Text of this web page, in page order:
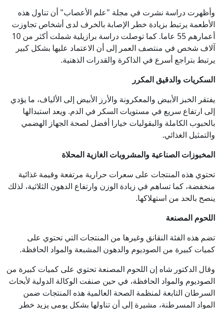
وأظهرت دراسة نشرت في مجلة "علم الأعصاب" أن تناول هذه
الأطعمة يرتبط بزيادة خطر الإصابة بالخرف لدى أشخاص تجاوزت
أعمارهم 55 عاما. كما توصلت دراسة برازيلية شملت أكثر من 10
آلاف شخص في منتصف العمر إلى أن الاعتماد عليها بشكل كبير
يرتبط بتراجع أسرع في الذاكرة والقدرات الذهنية.
السكريات والدقيق المكرر
يفتقر الخبز الأبيض والمعكرونة والأرز الأبيض إلى الألياف، ما يؤدي
إلى ارتفاع سريع في مستويات السكر في الدم. ويعد استبدالها
بالحبوب الكاملة والبقوليات خيارا أفضل لصحة الجهاز الهضمي
والتمثيل الغذائي.
المخبوزات الصناعية والمشروبات الغازية المحلاة
تحتوي هذه المنتجات على سعرات حرارية مرتفعة وقيمة غذائية
منخفضة، كما تساهم في زيادة الوزن وارتفاع الدهون الثلاثية، لذلك
ينصح بالحد من استهلاكها.
اللحوم المصنعة
تضم هذه الفئة النقانق وغيرها من المنتجات التي تحتوي على
كميات كبيرة من الصوديوم والدهون المشبعة والمواد الحافظة.
وقال الدكتور شاه إن اللحوم المصنعة تحتوي على كميات كبيرة من
الصوديوم والمواد الحافظة، في حين صنفت الوكالة الدولية لأبحاث
السرطان التابعة لمنظمة الصحة العالمية هذه المنتجات ضمن
المواد المسرطنة، مشيرة إلى أن تناولها بشكل يومي يزيد خطر